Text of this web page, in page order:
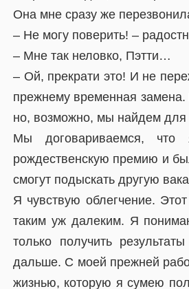
Она мне сразу же
– Не могу поверить! –
– Мне так неловко, Пэтти…
– Ой, прекрати это! И не
прежнему временная замена.
но, возможно, мы найдем для
Мы договариваемся,
рождественскую премию и
смогут подыскать другую
Я чувствую облегчение.
таким уж далеким. Я
только получить
дальше. С моей прежней
жизнью, которую я сумею